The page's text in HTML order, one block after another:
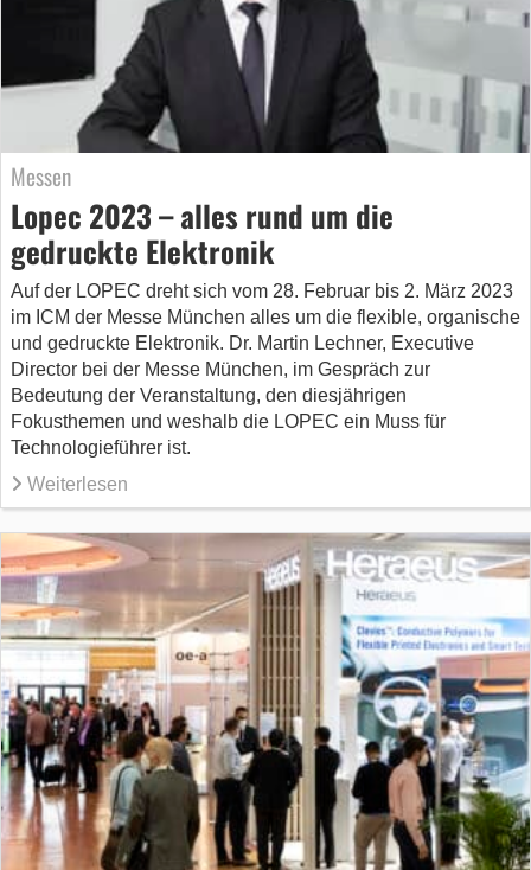
Messen
Lopec 2023 – alles rund um die
gedruckte Elektronik
Auf der LOPEC dreht sich vom 28. Februar bis 2. März 2023
im ICM der Messe München alles um die flexible, organische
und gedruckte Elektronik. Dr. Martin Lechner, Executive
Director bei der Messe München, im Gespräch zur
Bedeutung der Veranstaltung, den diesjährigen
Fokusthemen und weshalb die LOPEC ein Muss für
Technologieführer ist.
Weiterlesen